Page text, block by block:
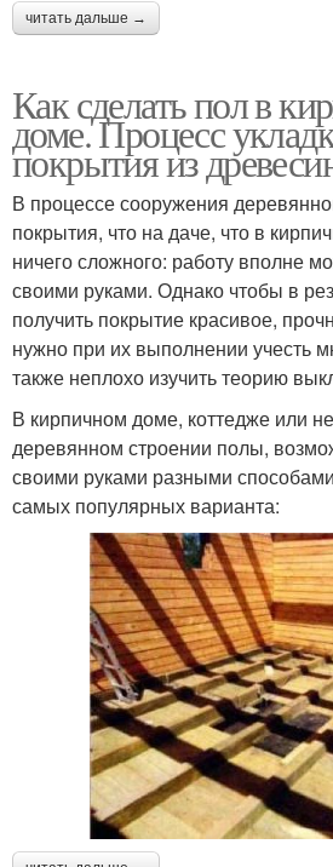
читать дальше →
Как сделать пол в
доме. Процесс
покрытия из
В процессе сооружения
покрытия, что на даче, что в
ничего сложного: работу вполне
своими руками. Однако чтобы в
получить покрытие красивое,
нужно при их выполнении учесть
также неплохо изучить теорию
В кирпичном доме, коттедже или
деревянном строении полы,
своими руками разными
самых популярных варианта: